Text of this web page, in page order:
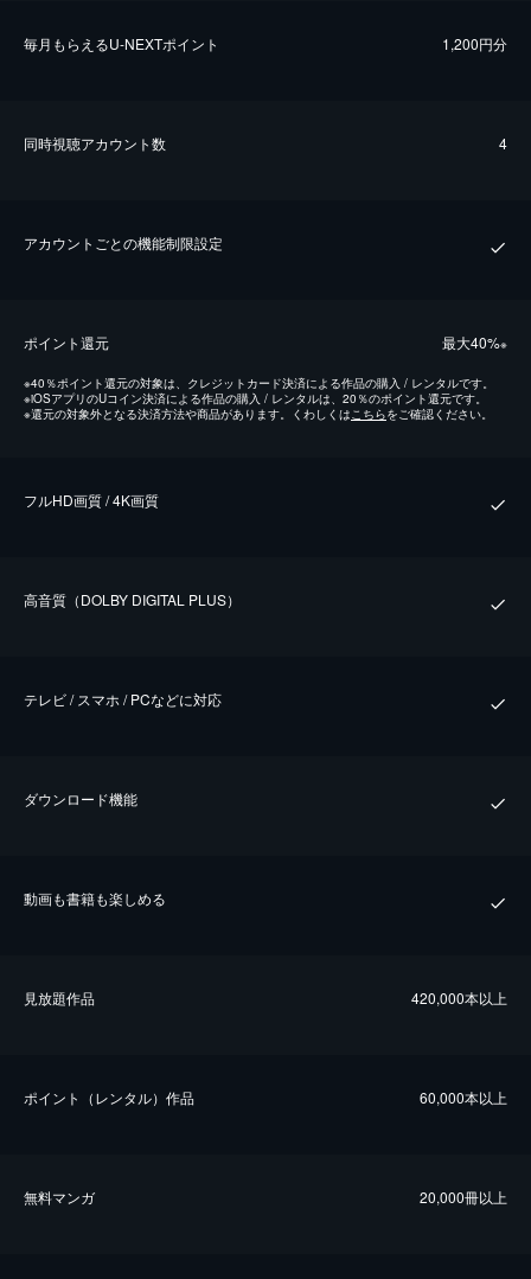
毎⽉もらえるU-NEXTポイント 1,200円分
同時視聴アカウント数 4
アカウントごとの機能制限設定
ポイント還元 最⼤40%※
※40％ポイント還元の対象は、クレジットカード決済による作品の購入 / レンタルです。
※iOSアプリのUコイン決済による作品の購入 / レンタルは、20％のポイント還元です。
※還元の対象外となる決済方法や商品があります。くわしくは こちらをご確認ください。
フルHD画質 / 4K画質
⾼⾳質（DOLBY DIGITAL PLUS）
テレビ / スマホ / PCなどに対応
ダウンロード機能
動画も書籍も楽しめる
⾒放題作品 420,000本以上
ポイント（レンタル）作品 60,000本以上
無料マンガ 20,000冊以上